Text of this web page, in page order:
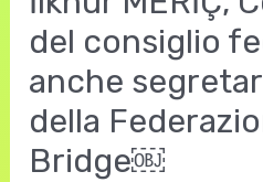
del consiglio
anche
della
Bridge￼